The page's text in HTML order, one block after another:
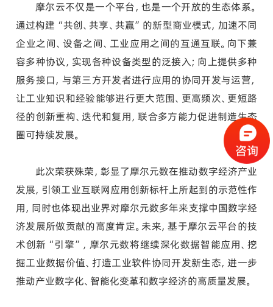
摩尔云不仅是一个平台，也是一个开放的生态体系。
通过构建“共创、共享、共赢”的新型商业模式，加速不同
企业之间、设备之间、工业应用之间的互通互联。向下兼
容多种协议，实现各种设备类型的泛接入；向上提供多种
服务接口，与第三方开发者进行应用的协同开发与运营，
让工业知识和经验能够进行更大范围、更高频次、更短路
径的创新重构、迭代和复用，联合多方能力促进制造生态
圈可持续发展。
此次荣获殊荣，彰显了摩尔元数在推动数字经济产业
发展，引领工业互联网应用创新标杆上所起到的示范性作
用，同时也体现出业界对摩尔元数多年来支撑中国数字经
济发展所做贡献的高度肯定。未来，基于摩尔云平台的技
术创新“引擎”，摩尔元数将继续深化数据智能应用、挖
掘工业数据价值、打造工业软件协同开发新生态，进一步
推动产业数字化、智能化变革和数字经济的高质量发展。